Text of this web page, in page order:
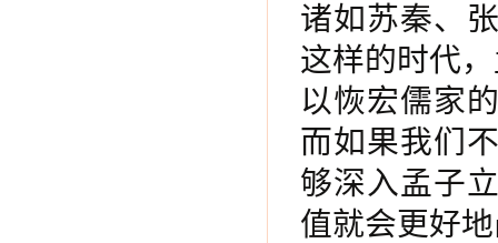
诸如苏秦、
这样的时代
以恢宏儒家
而如果我们
够深入孟子
值就会更好